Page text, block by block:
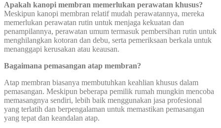
Apakah kanopi membran memerlukan perawatan khusus?
Meskipun kanopi membran relatif mudah perawatannya, mereka
memerlukan perawatan rutin untuk menjaga kekuatan dan
penampilannya, perawatan umum termasuk pembersihan rutin untuk
menghilangkan kotoran dan debu, serta pemeriksaan berkala untuk
menanggapi kerusakan atau keausan.
Bagaimana pemasangan atap membran?
Atap membran biasanya membutuhkan keahlian khusus dalam
pemasangan. Meskipun beberapa pemilik rumah mungkin mencoba
memasangnya sendiri, lebih baik menggunakan jasa profesional
yang terlatih dan berpengalaman untuk memastikan pemasangan
yang tepat dan keandalan atap.